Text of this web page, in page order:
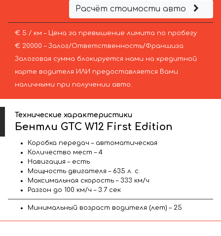
Расчёт стоимости авто
€ 5 / км – Цена за превышение лимита по пробегу
€ 20000 – Залог/Ответственность/Франшиза.
Залоговая сумма блокируется нами на кредитной
карте водителя ИЛИ предоставляется Вами
наличными при получении авто.
Технические характеристики
Бентли GTC W12 First Edition
Коробка передач – автоматическая
Количество мест – 4
Навигация – есть
Мощность двигателя – 635 л. с.
Максимальная скорость – 333 км/ч
Разгон до 100 км/ч – 3.7 сек
Минимальный возраст водителя (лет) – 25